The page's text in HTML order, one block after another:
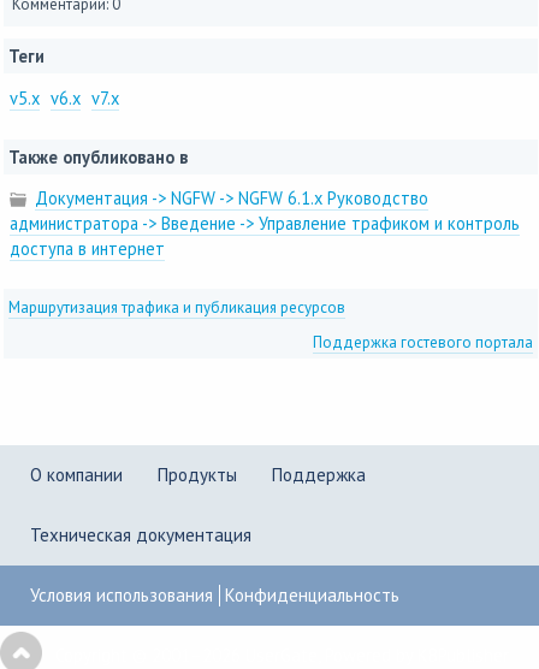
Комментарии: 0
Теги
v5.x v6.x v7.x
Также опубликовано в
Документация -> NGFW -> NGFW 6.1.x Руководство
администратора -> Введение -> Управление трафиком и контроль
доступа в интернет
Маршрутизация трафика и публикация ресурсов
Поддержка гостевого портала
О компании Продукты Поддержка
Техническая документация
Условия использования Конфиденциальность